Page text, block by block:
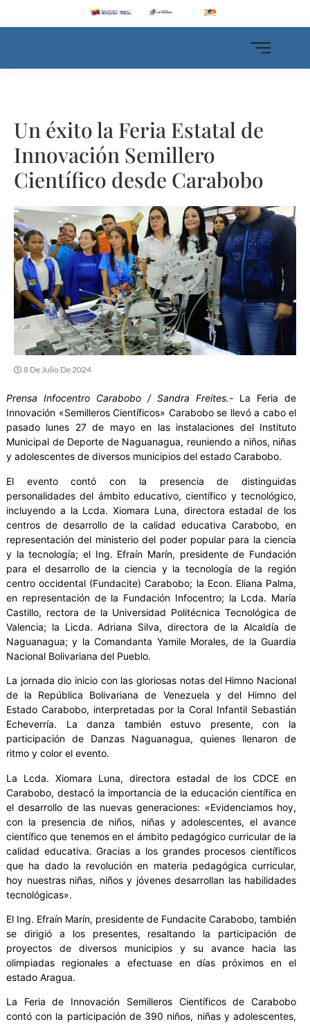
Un éxito la Feria Estatal de
Innovación Semillero
Científico desde Carabobo
8 De Julio De 2024
Prensa Infocentro Carabobo / Sandra Freites.- La Feria de
Innovación «Semilleros Científicos» Carabobo se llevó a cabo el
pasado lunes 27 de mayo en las instalaciones del Instituto
Municipal de Deporte de Naguanagua, reuniendo a niños, niñas
y adolescentes de diversos municipios del estado Carabobo.
El evento contó con la presencia de distinguidas
personalidades del ámbito educativo, científico y tecnológico,
incluyendo a la Lcda. Xiomara Luna, directora estadal de los
centros de desarrollo de la calidad educativa Carabobo, en
representación del ministerio del poder popular para la ciencia
y la tecnología; el Ing. Efraín Marín, presidente de Fundación
para el desarrollo de la ciencia y la tecnología de la región
centro occidental (Fundacite) Carabobo; la Econ. Eliana Palma,
en representación de la Fundación Infocentro; la Lcda. María
Castillo, rectora de la Universidad Politécnica Tecnológica de
Valencia; la Licda. Adriana Silva, directora de la Alcaldía de
Naguanagua; y la Comandanta Yamile Morales, de la Guardia
Nacional Bolivariana del Pueblo.
La jornada dio inicio con las gloriosas notas del Himno Nacional
de la República Bolivariana de Venezuela y del Himno del
Estado Carabobo, interpretadas por la Coral Infantil Sebastián
Echeverría. La danza también estuvo presente, con la
participación de Danzas Naguanagua, quienes llenaron de
ritmo y color el evento.
La Lcda. Xiomara Luna, directora estadal de los CDCE en
Carabobo, destacó la importancia de la educación científica en
el desarrollo de las nuevas generaciones: «Evidenciamos hoy,
con la presencia de niños, niñas y adolescentes, el avance
científico que tenemos en el ámbito pedagógico curricular de la
calidad educativa. Gracias a los grandes procesos científicos
que ha dado la revolución en materia pedagógica curricular,
hoy nuestras niñas, niños y jóvenes desarrollan las habilidades
tecnológicas».
El Ing. Efraín Marín, presidente de Fundacite Carabobo, también
se dirigió a los presentes, resaltando la participación de
proyectos de diversos municipios y su avance hacia las
olimpiadas regionales a efectuase en días próximos en el
estado Aragua.
La Feria de Innovación Semilleros Científicos de Carabobo
contó con la participación de 390 niños, niñas y adolescentes,